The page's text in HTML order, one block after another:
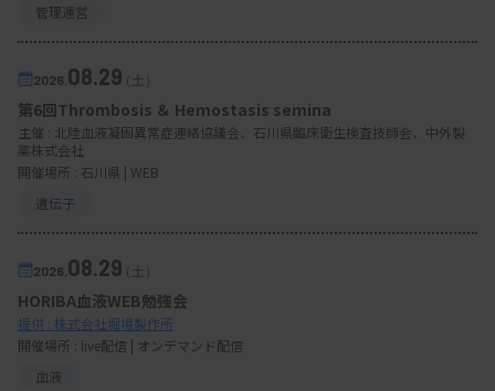
管理運営
2026. 08.29（土）
第6回Thrombosis ＆ Hemostasis semina
主催 : 北陸血液凝固異常症連絡協議会、石川県臨床衛生検査技師会、中外製
薬株式会社
開催場所 : 石川県 | WEB
遺伝子
2026. 08.29（土）
HORIBA血液WEB勉強会
提供 : 株式会社堀場製作所
開催場所 : live配信 | オンデマンド配信
血液